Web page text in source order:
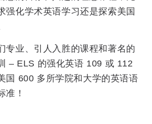
强化学术英语学习还是探索美国
专业、引人入胜的课程和著名的
– ELS 的强化英语 109 或 112
国 600 多所学院和大学的英语语
准！